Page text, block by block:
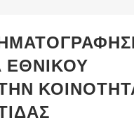
ΕΘΝΙΚΟΎ